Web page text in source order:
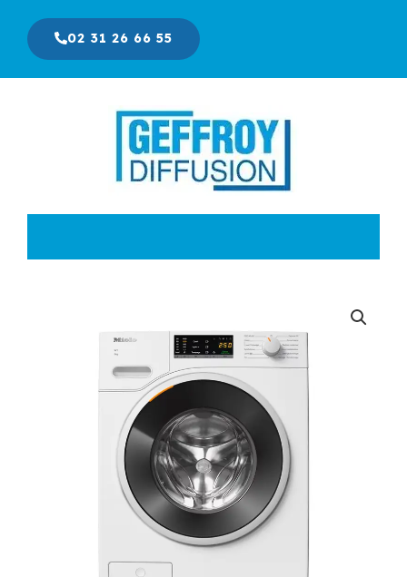
contenu
02 31 26 66 55
prix
initial
était :
1099,00 €.
prix
actuel
est :
939,00 €.